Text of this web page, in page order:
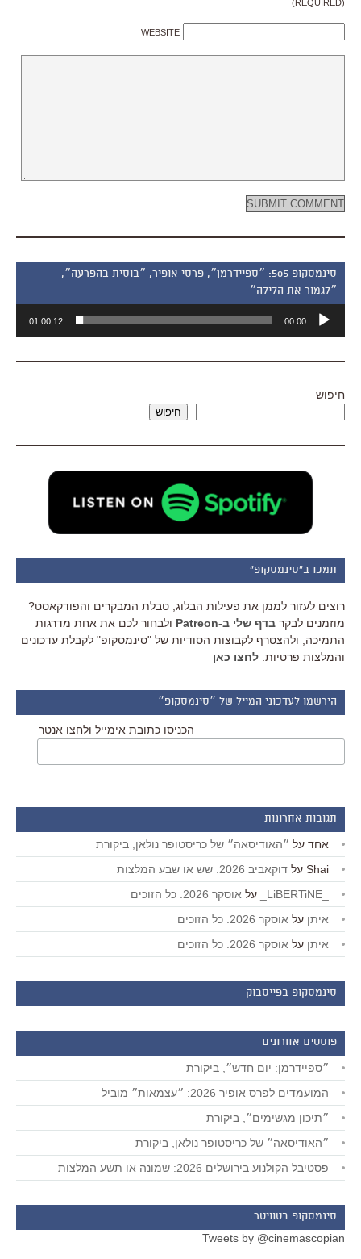
(REQUIRED)
WEBSITE
סינמסקופ 505: ״ספיידרמן״, פרסי אופיר, ״בוסית בהפרעה״,
״לגמור את הלילה״
אודיו
00:00
01:00:12
חיפוש
חיפוש
תמכו ב"סינמסקופ"
רוצים לעזור לממן את פעילות הבלוג, טבלת המבקרים והפודקאסט?
מוזמנים לבקר בדף שלי ב-Patreon
ולבחור לכם את אחת מדרגות
התמיכה, ולהצטרף לקבוצות הסודיות של "סינמסקופ" לקבלת עדכונים
והמלצות פרטיות. לחצו כאן
הירשמו לעדכוני המייל של ״סינמסקופ״
הכניסו כתובת אימייל ולחצו אנטר
תגובות אחרונות
אחד על ״האודיסאה״ של כריסטופר נולאן, ביקורת
Shai על דוקאביב 2026: שש או שבע המלצות
על אוסקר 2026: כל הזוכים
איתן על אוסקר 2026: כל הזוכים
איתן על אוסקר 2026: כל הזוכים
סינמסקופ בפייסבוק
פוסטים אחרונים
״ספיידרמן: יום חדש״, ביקורת
המועמדים לפרס אופיר 2026: ״עצמאות״ מוביל
״תיכון מגשימים״, ביקורת
״האודיסאה״ של כריסטופר נולאן, ביקורת
פסטיבל הקולנוע בירושלים 2026: שמונה או תשע המלצות
סינמסקופ בטוויטר
Tweets by @cinemascopian